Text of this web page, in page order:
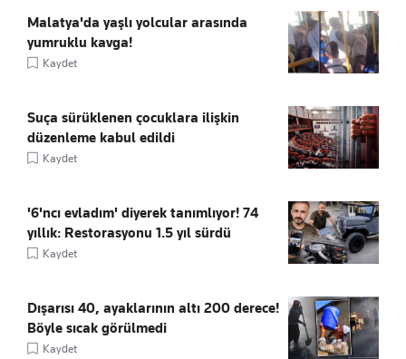
Malatya'da yaşlı yolcular arasında
yumruklu kavga!
Kaydet
Suça sürüklenen çocuklara ilişkin
düzenleme kabul edildi
Kaydet
'6'ncı evladım' diyerek tanımlıyor! 74
yıllık: Restorasyonu 1.5 yıl sürdü
Kaydet
Dışarısı 40, ayaklarının altı 200 derece!
Böyle sıcak görülmedi
Kaydet